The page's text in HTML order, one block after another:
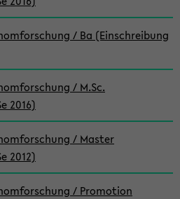
/ Ba (Einschreibung
/ M.Sc.
2016)
/ Master
2012)
/ Promotion